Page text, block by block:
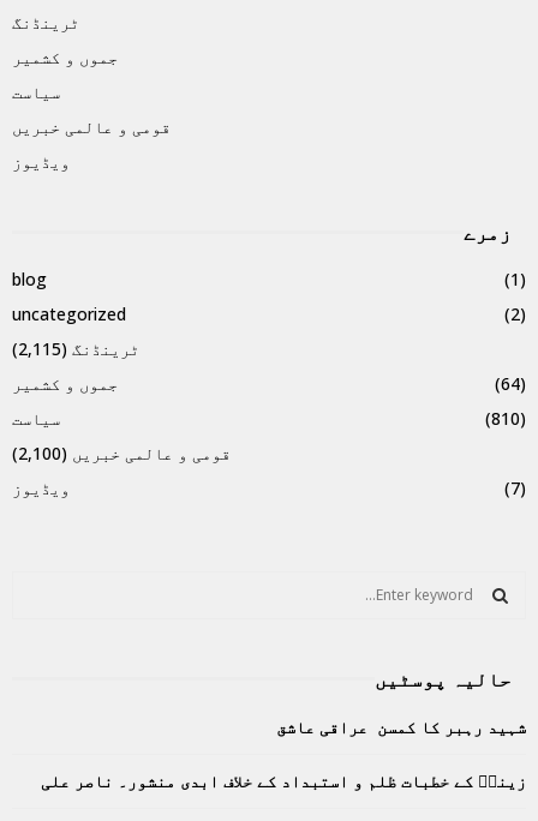
ٹرینڈنگ
جموں و کشمیر
سیاست
قومی و عالمی خبریں
ویڈیوز
زمرے
blog
(1)
uncategorized
(2)
ٹرینڈنگ (2,115)
جموں و کشمیر
(64)
سیاست
(810)
قومی و عالمی خبریں (2,100)
ویڈیوز
(7)
f
r
E
A
R
حالیہ پوسٹیں
شہید رہبر کا کمسن عراقی عاشق
زینبؑ کے خطبات ظلم و استبداد کے خلاف ابدی منشور۔ ناصر علی